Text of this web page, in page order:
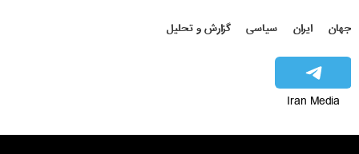
جهان ایران سیاسی گزارش و تحلیل
Iran Media